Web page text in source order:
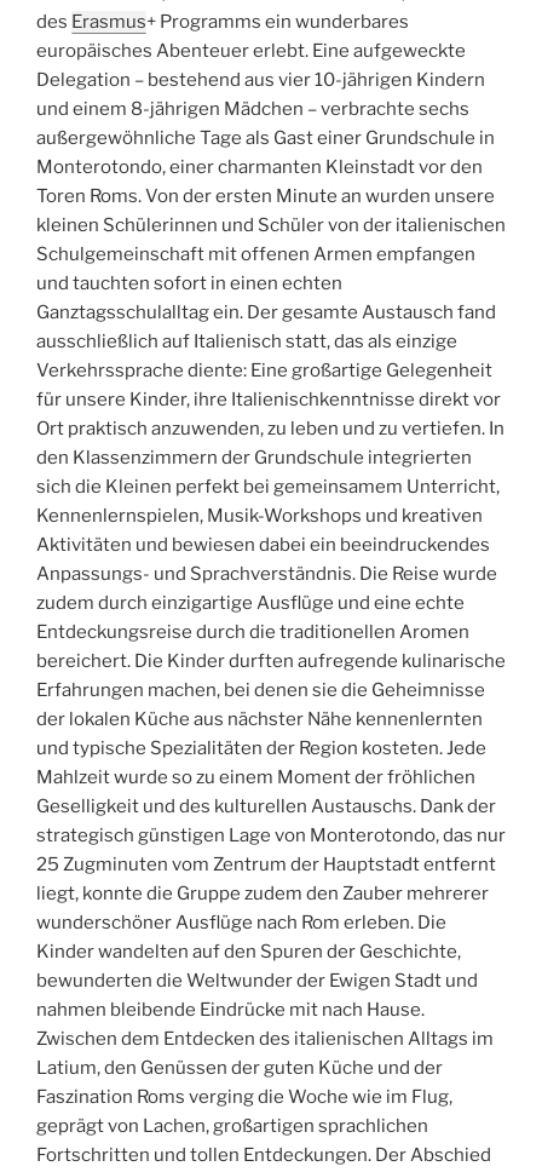
des Erasmus+ Programms ein wunderbares
europäisches Abenteuer erlebt. Eine aufgeweckte
Delegation – bestehend aus vier 10-jährigen Kindern
und einem 8-jährigen Mädchen – verbrachte sechs
außergewöhnliche Tage als Gast einer Grundschule in
Monterotondo, einer charmanten Kleinstadt vor den
Toren Roms. Von der ersten Minute an wurden unsere
kleinen Schülerinnen und Schüler von der italienischen
Schulgemeinschaft mit offenen Armen empfangen
und tauchten sofort in einen echten
Ganztagsschulalltag ein. Der gesamte Austausch fand
ausschließlich auf Italienisch statt, das als einzige
Verkehrssprache diente: Eine großartige Gelegenheit
für unsere Kinder, ihre Italienischkenntnisse direkt vor
Ort praktisch anzuwenden, zu leben und zu vertiefen. In
den Klassenzimmern der Grundschule integrierten
sich die Kleinen perfekt bei gemeinsamem Unterricht,
Kennenlernspielen, Musik-Workshops und kreativen
Aktivitäten und bewiesen dabei ein beeindruckendes
Anpassungs- und Sprachverständnis. Die Reise wurde
zudem durch einzigartige Ausflüge und eine echte
Entdeckungsreise durch die traditionellen Aromen
bereichert. Die Kinder durften aufregende kulinarische
Erfahrungen machen, bei denen sie die Geheimnisse
der lokalen Küche aus nächster Nähe kennenlernten
und typische Spezialitäten der Region kosteten. Jede
Mahlzeit wurde so zu einem Moment der fröhlichen
Geselligkeit und des kulturellen Austauschs. Dank der
strategisch günstigen Lage von Monterotondo, das nur
25 Zugminuten vom Zentrum der Hauptstadt entfernt
liegt, konnte die Gruppe zudem den Zauber mehrerer
wunderschöner Ausflüge nach Rom erleben. Die
Kinder wandelten auf den Spuren der Geschichte,
bewunderten die Weltwunder der Ewigen Stadt und
nahmen bleibende Eindrücke mit nach Hause.
Zwischen dem Entdecken des italienischen Alltags im
Latium, den Genüssen der guten Küche und der
Faszination Roms verging die Woche wie im Flug,
geprägt von Lachen, großartigen sprachlichen
Fortschritten und tollen Entdeckungen. Der Abschied